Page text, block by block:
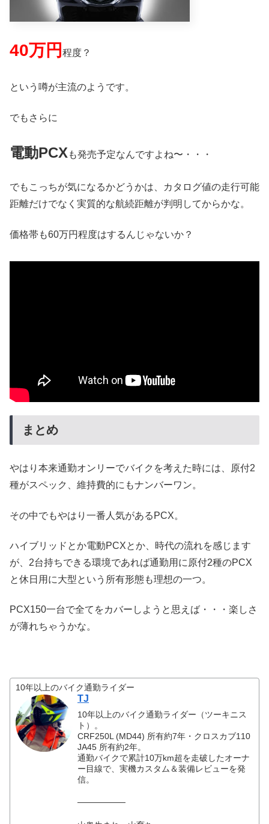
40万円 程度？
という噂が主流のようです。
でもさらに
電動PCX も発売予定なんですよね〜・・・
でもこっちが気になるかどうかは、カタログ値の走行可能
距離だけでなく実質的な航続距離が判明してからかな。
価格帯も60万円程度はするんじゃないか？
まとめ
やはり本来通勤オンリーでバイクを考えた時には、原付2
種がスペック、維持費的にもナンバーワン。
その中でもやはり一番人気があるPCX。
ハイブリッドとか電動PCXとか、時代の流れを感じます
が、2台持ちできる環境であれば通勤用に原付2種のPCX
と休日用に大型という所有形態も理想の一つ。
PCX150一台で全てをカバーしようと思えば・・・楽しさ
が薄れちゃうかな。
10年以上のバイク通勤ライダー
TJ
10年以上のバイク通勤ライダー（ツーキニス
ト）。
CRF250L (MD44) 所有約7年・クロスカブ110
JA45 所有約2年。
通勤バイクで累計10万km超を走破したオーナ
ー目線で、実機カスタム＆装備レビューを発
信。
────────